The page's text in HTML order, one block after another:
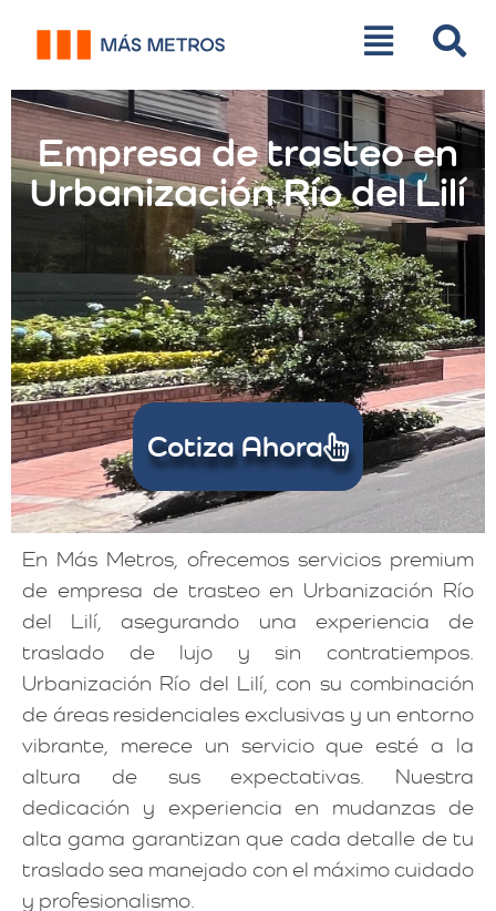
Empresa de trasteo en
Urbanización Río del Lilí
Cotiza Ahora
En Más Metros, ofrecemos servicios premium
de empresa de trasteo en Urbanización Río
del Lilí, asegurando una experiencia de
traslado de lujo y sin contratiempos.
Urbanización Río del Lilí, con su combinación
de áreas residenciales exclusivas y un entorno
vibrante, merece un servicio que esté a la
altura de sus expectativas. Nuestra
dedicación y experiencia en mudanzas de
alta gama garantizan que cada detalle de tu
traslado sea manejado con el máximo cuidado
y profesionalismo.